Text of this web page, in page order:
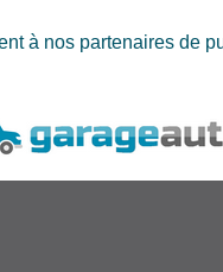
à nos partenaires de